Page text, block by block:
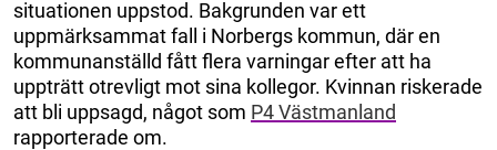
situationen uppstod. Bakgrunden var ett
uppmärksammat fall i Norbergs kommun, där en
kommunanställd fått flera varningar efter att ha
uppträtt otrevligt mot sina kollegor. Kvinnan riskerade
att bli uppsagd, något som P4 Västmanland
rapporterade om.